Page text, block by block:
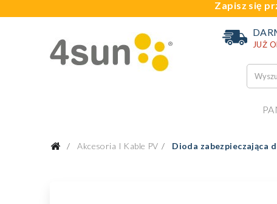
Zapisz się
JUŻ
Akcesoria I Kable PV Dioda zabezpieczająca